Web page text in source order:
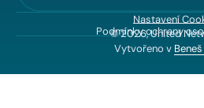
Nastavení
Podmínky ochrany
© 2026, United
Vytvořeno v